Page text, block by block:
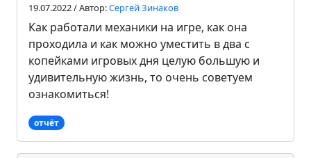
19.07.2022 / Автор:Сергей Зинаков
Как работали механики на игре, как она
проходила и как можно уместить в два с
копейками игровых дня целую большую и
удивительную жизнь, то очень советуем
ознакомиться!
отчёт